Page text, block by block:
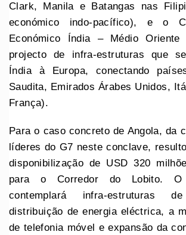
Clark, Manila e Batangas nas
económico indo-pacífico), e o
Económico Índia – Médio
projecto de infra-estruturas que
Índia à Europa, conectando
Saudita, Emirados Árabes Unidos,
França).
Para o caso concreto de Angola, da
líderes do G7 neste conclave,
disponibilização de USD 320
para o Corredor do Lobito. O
contemplará infra-estruturas
distribuição de energia eléctrica, a
de telefonia móvel e expansão da